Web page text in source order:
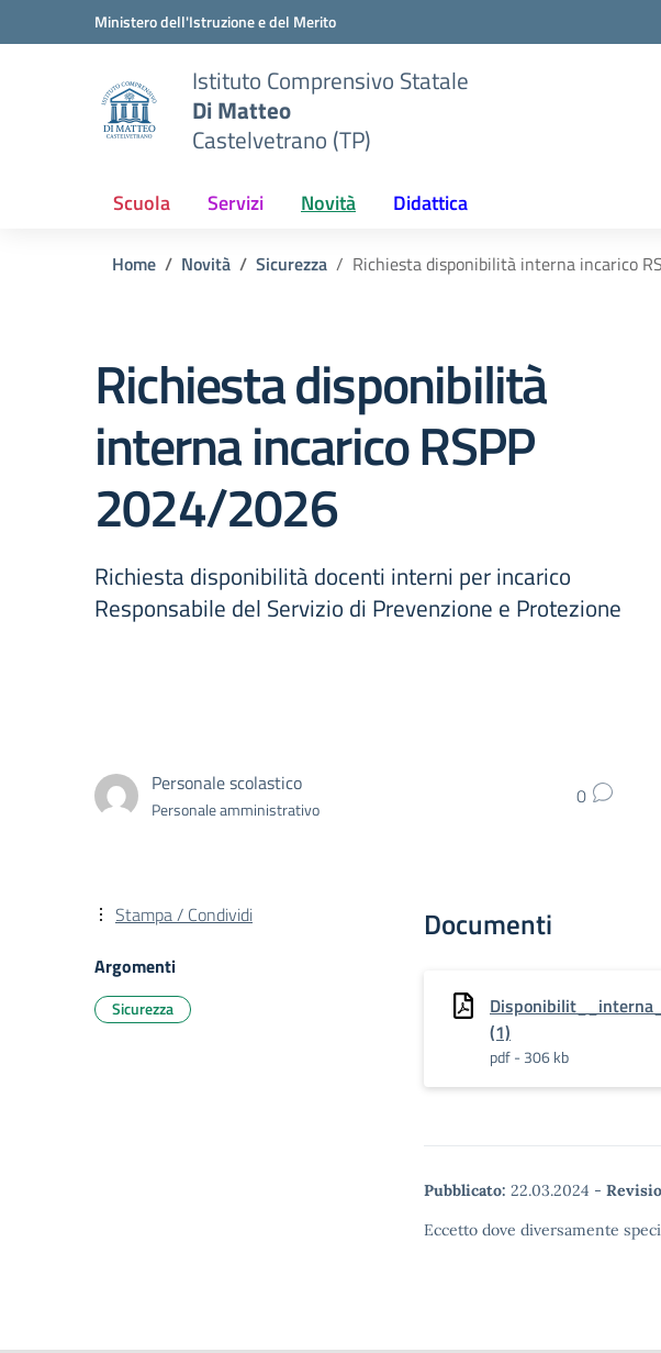
Vai ai contenuti
Vai al menu di navigazioneMinistero dell'Istruzione e del Merito
Istituto Comprensivo Statale
Di Matteo
Castelvetrano (TP)
Scuola Servizi Novità Didattica
Home Novità Sicurezza Richiesta disponibilità interna incarico
Richiesta disponibilità
interna incarico RSPP
2024/2026
Richiesta disponibilità docenti interni per incarico
Responsabile del Servizio di Prevenzione e Protezione
Personale scolastico
Personale amministrativo 0
Documenti
(1)
pdf - 306 kb
Pubblicato: 22.03.2024 -
Eccetto dove diversamente
Stampa / Condividi
Argomenti
Sicurezza